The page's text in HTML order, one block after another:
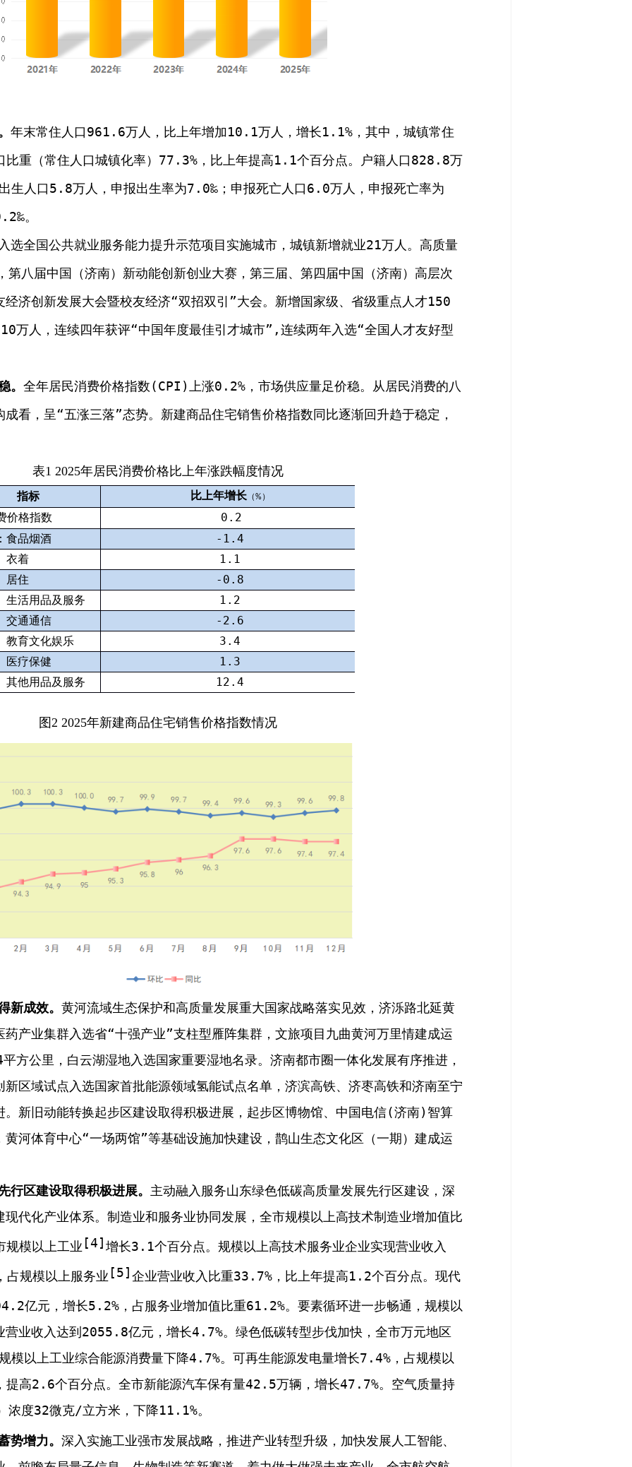
年末常住人口961.6万人，比上年增加10.1万人，增长1.1%，其中，城镇常住
重（常住人口城镇化率） 77.3% ，比上年提高1.1个百分点。 户籍人口828.8万
生人口5.8万人，申报出生率为7.0‰ ；申报死亡人口6.0万人，申报死亡率为
‰。
选全国公共就业服务能力提升示范项目实施城市，城镇新增就业21万人。高质量
第八届中国 （济南） 新动能创新创业大赛，第三届、第四届中国 （济南） 高层次
济创新发展大会暨校友经济“双招双引 ”大会。 新增国家级、 省级重点人才150
万人，连续四年获评“中国年度最佳引才城市” ,连续两年入选“全国人才友好型
。 全年居民消费价格指数(CPI) 上涨0.2%， 市场供应量足价稳。从居民消费的八
成看，呈“五涨三落”态势。新建商品住宅销售价格指数同比逐渐回升趋于稳定 ，
表1 2025年居民消费价格比上年涨跌幅度情况
指标 比上年增长（%）
价格指数
0.2
食品烟酒
-1.4
衣着
1.1
居住
-0.8
生活用品及服务
1.2
交通通信
-2.6
教育文化娱乐
3.4
医疗保健
1.3
其他用品及服务
12.4
图 2 2025年新建商品住宅销售价格指数情况
新成效。 黄河流域生态保护和高质量发展重大国家战略落实见效， 济泺路北延黄
药产业集群入选省“十强产业”支柱型雁阵集群 ， 文旅项目九曲黄河万里情建成运
平方公里，白云湖湿地入选国家重要湿地名录。 济南都市圈一体化发展有序推进，
区域试点入选国家首批能源领域氢能试点名单，济滨高铁、济枣高铁和济南至宁
新旧动能转换起步区建设取得积极进展，起步区博物馆、中国电信(济南) 智算
河体育中心“一场两馆”等基础设施加快建设，鹊山生态文化区（一期）建成运
行区建设取得积极进展。 主动融入服务山东绿色低碳高质量发展先行区建设，深
代化产业体系。制造业和服务业协同发展，全市规模以上高技术制造业增加值比
规模以上工业 [4] 增长3.1个百分点。规模以上高技术服务业企业实现营业收入
占规模以上服务业 [5] 企业营业收入比重33.7% ，比上年提高1.2个百分点。 现代
亿元，增长5.2% ，占服务业增加值比重61.2%。 要素循环进一步畅通，规模以
业收入达到 2055.8亿元， 增长4.7%。绿色低碳转型步伐加快，全市万元地区
模以上工业综合能源消费量下降4.7%。 可再生能源发电量增长7.4% ，占规模以
提高2.6个百分点。 全市新能源汽车保有量42.5万辆，增长47.7%。 空气质量持
浓度32微克/立方米，下降11.1%。
势增力。 深入实施工业强市发展战略，推进产业转型升级，加快发展人工智能、